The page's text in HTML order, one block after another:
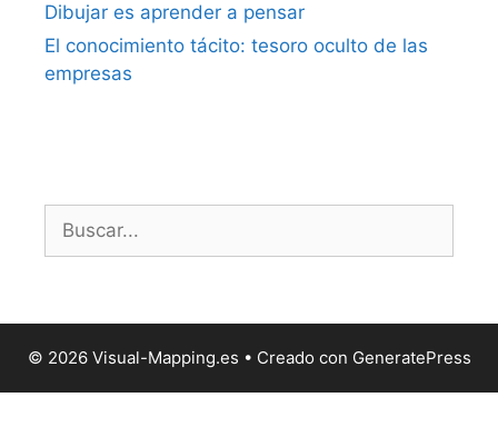
Dibujar es aprender a pensar
El conocimiento tácito: tesoro oculto de las
empresas
Buscar:
© 2026 Visual-Mapping.es • Creado con GeneratePress